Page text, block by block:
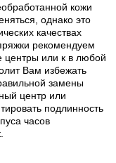
кожи
однако это
качествах
рекомендуем
центры или к в любой
Вам избежать
замены
центр или
подлинность
часов